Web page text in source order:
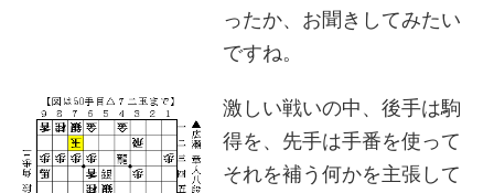
ったか、お聞きしてみたい
ですね。
激しい戦いの中、後手は駒
得を、先手は手番を使って
それを補う何かを主張して